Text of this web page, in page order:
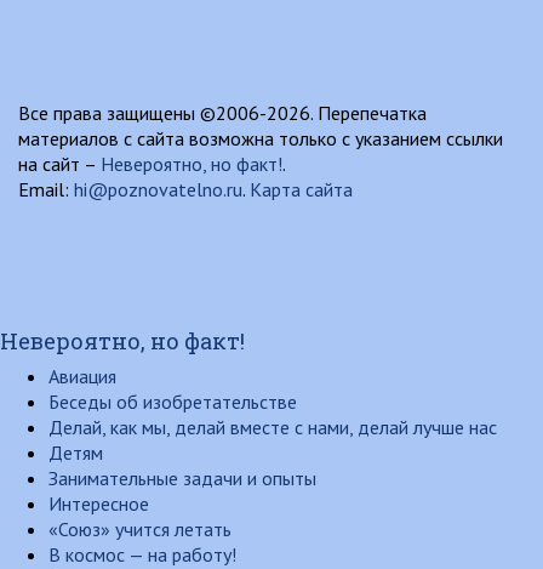
Все права защищены ©2006-2026. Перепечатка
материалов с сайта возможна только с указанием ссылки
на сайт – Невероятно, но факт!.
Email: hi@poznovatelno.ru. Карта сайта
Невероятно, но факт!
Авиация
Беседы об изобретательстве
Делай, как мы, делай вместе с нами, делай лучше нас
Детям
Занимательные задачи и опыты
Интересное
«Союз» учится летать
В космос — на работу!